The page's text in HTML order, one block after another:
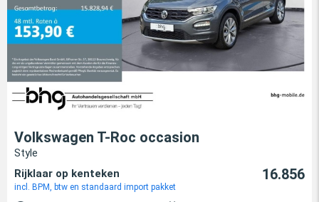
Volkswagen T-Roc occasion
Style
Rijklaar op kenteken
incl. BPM, btw en standaard import pakket
16.856